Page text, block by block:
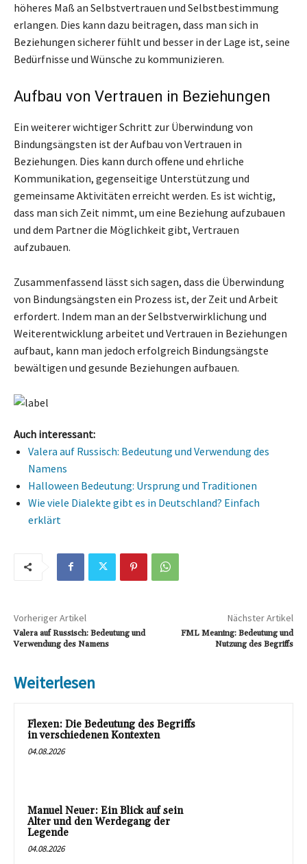
höheres Maß an Selbstvertrauen und Selbstbestimmung
erlangen. Dies kann dazu beitragen, dass man sich in
Beziehungen sicherer fühlt und besser in der Lage ist, seine
Bedürfnisse und Wünsche zu kommunizieren.
Aufbau von Vertrauen in Beziehungen
Ein weiterer wichtiger Schritt zur Überwindung von
Bindungsängsten ist der Aufbau von Vertrauen in
Beziehungen. Dies kann durch offene und ehrliche
Kommunikation, gegenseitige Unterstützung und
gemeinsame Aktivitäten erreicht werden. Es ist wichtig,
dass man sich Zeit nimmt, um eine Beziehung aufzubauen
und dem Partner die Möglichkeit gibt, Vertrauen
aufzubauen.
Zusammenfassend lässt sich sagen, dass die Überwindung
von Bindungsängsten ein Prozess ist, der Zeit und Arbeit
erfordert. Indem man an der Selbstverwirklichung und
Weiterentwicklung arbeitet und Vertrauen in Beziehungen
aufbaut, kann man jedoch erfolgreich Bindungsängste
bewältigen und gesunde Beziehungen aufbauen.
Auch interessant:
Valera auf Russisch: Bedeutung und Verwendung des
Namens
Halloween Bedeutung: Ursprung und Traditionen
Wie viele Dialekte gibt es in Deutschland? Einfach
erklärt
Vorheriger Artikel
Valera auf Russisch: Bedeutung und
Verwendung des Namens
Nächster Artikel
FML Meaning: Bedeutung und
Nutzung des Begriffs
Weiterlesen
Flexen: Die Bedeutung des Begriffs
in verschiedenen Kontexten
04.08.2026
Manuel Neuer: Ein Blick auf sein
Alter und den Werdegang der
Legende
04.08.2026